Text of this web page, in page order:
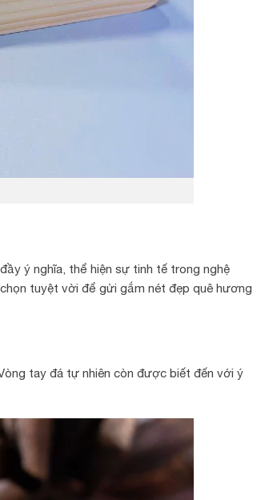
ý nghĩa, thể hiện sự tinh tế trong nghệ
tuyệt vời để gửi gắm nét đẹp quê hương
tay đá tự nhiên còn được biết đến với ý